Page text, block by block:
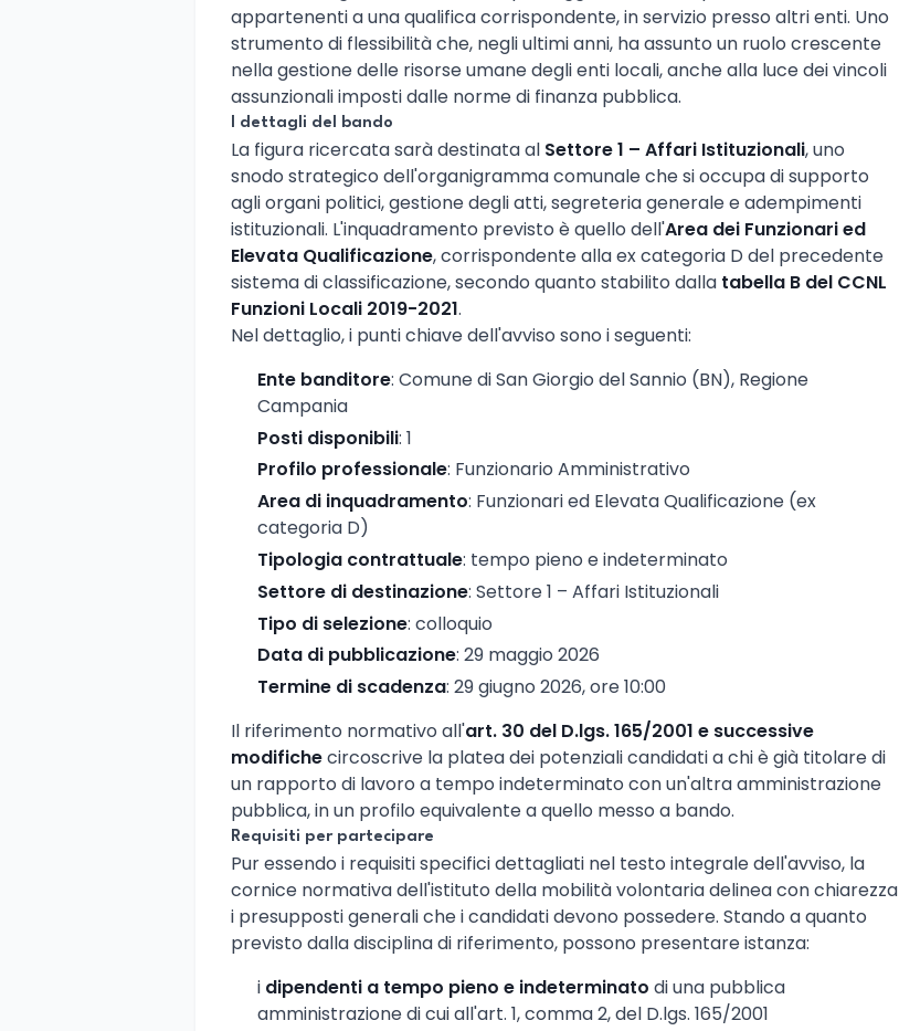
appartenenti a una qualifica corrispondente, in servizio presso altri enti. Uno
strumento di flessibilità che, negli ultimi anni, ha assunto un ruolo crescente
nella gestione delle risorse umane degli enti locali, anche alla luce dei vincoli
assunzionali imposti dalle norme di finanza pubblica.
I dettagli del bando
La figura ricercata sarà destinata al Settore 1 – Affari Istituzionali, uno
snodo strategico dell'organigramma comunale che si occupa di supporto
agli organi politici, gestione degli atti, segreteria generale e adempimenti
istituzionali. L'inquadramento previsto è quello dell'Area dei Funzionari ed
Elevata Qualificazione, corrispondente alla ex categoria D del precedente
sistema di classificazione, secondo quanto stabilito dalla tabella B del CCNL
Funzioni Locali 2019-2021.
Nel dettaglio, i punti chiave dell'avviso sono i seguenti:
Ente banditore: Comune di San Giorgio del Sannio (BN), Regione
Campania
Posti disponibili: 1
Profilo professionale: Funzionario Amministrativo
Area di inquadramento: Funzionari ed Elevata Qualificazione (ex
categoria D)
Tipologia contrattuale: tempo pieno e indeterminato
Settore di destinazione: Settore 1 – Affari Istituzionali
Tipo di selezione: colloquio
Data di pubblicazione: 29 maggio 2026
Termine di scadenza: 29 giugno 2026, ore 10:00
Il riferimento normativo all'art. 30 del D.lgs. 165/2001 e successive
modifichecircoscrive la platea dei potenziali candidati a chi è già titolare di
un rapporto di lavoro a tempo indeterminato con un'altra amministrazione
pubblica, in un profilo equivalente a quello messo a bando.
Requisiti per partecipare
Pur essendo i requisiti specifici dettagliati nel testo integrale dell'avviso, la
cornice normativa dell'istituto della mobilità volontaria delinea con chiarezza
i presupposti generali che i candidati devono possedere. Stando a quanto
previsto dalla disciplina di riferimento, possono presentare istanza:
i dipendenti a tempo pieno e indeterminato di una pubblica
amministrazione di cui all'art. 1, comma 2, del D.lgs. 165/2001